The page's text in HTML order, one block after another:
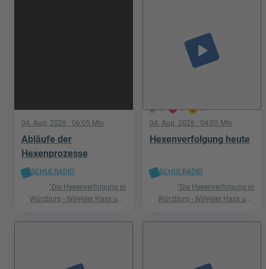
04. Aug. 2026 · 06:05 Min
Abläufe der
Hexenprozesse
SCHULRADIO
"Die Hexenverfolgung in
Würzburg - Wi(e)der Hass und
5 1 0
play_arrow
04. Aug. 2026 · 04:05 Min
Hexenverfolgung heute
SCHULRADIO
"Die Hexenverfolgung in
Würzburg - Wi(e)der Hass und